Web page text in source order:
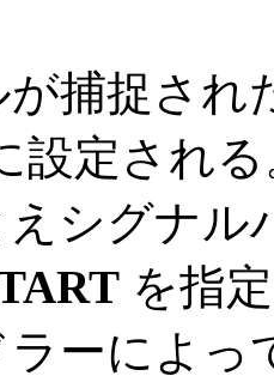
が捕捉され
設定され
シグナル
を指
ーによっ